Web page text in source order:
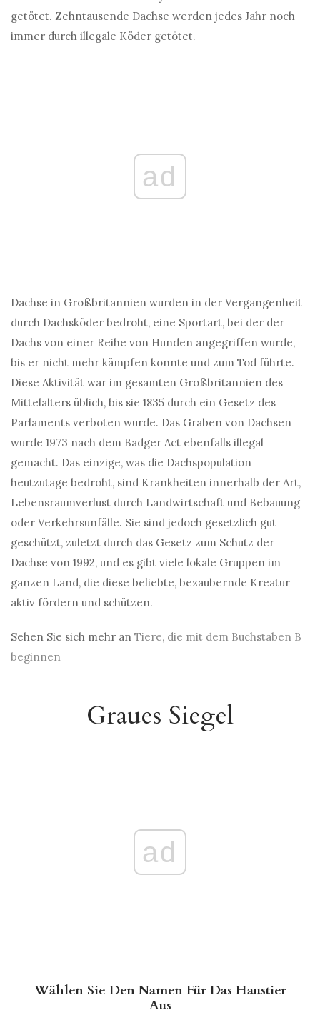
getötet. Zehntausende Dachse werden jedes Jahr noch
immer durch illegale Köder getötet.
ad
Dachse in Großbritannien wurden in der Vergangenheit
durch Dachsköder bedroht, eine Sportart, bei der der
Dachs von einer Reihe von Hunden angegriffen wurde,
bis er nicht mehr kämpfen konnte und zum Tod führte.
Diese Aktivität war im gesamten Großbritannien des
Mittelalters üblich, bis sie 1835 durch ein Gesetz des
Parlaments verboten wurde. Das Graben von Dachsen
wurde 1973 nach dem Badger Act ebenfalls illegal
gemacht. Das einzige, was die Dachspopulation
heutzutage bedroht, sind Krankheiten innerhalb der Art,
Lebensraumverlust durch Landwirtschaft und Bebauung
oder Verkehrsunfälle. Sie sind jedoch gesetzlich gut
geschützt, zuletzt durch das Gesetz zum Schutz der
Dachse von 1992, und es gibt viele lokale Gruppen im
ganzen Land, die diese beliebte, bezaubernde Kreatur
aktiv fördern und schützen.
Sehen Sie sich mehr an Tiere, die mit dem Buchstaben B
beginnen
Graues Siegel
ad
Wählen Sie Den Namen Für Das Haustier
Aus